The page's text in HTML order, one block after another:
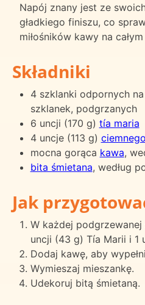
Napój znany jest ze
gładkiego finiszu, co
miłośników kawy na
Składniki
4 szklanki odpornych
szklanek, podgrzanych
6 uncji (170 g) tía maria
4 uncje (113 g)
mocna gorąca kawa,
bita śmietana, według
Jak
W każdej podgrzewanej
uncji (43 g) Tía Marii i 1
Dodaj kawę, aby
Wymieszaj mieszankę.
Udekoruj bitą śmietaną.